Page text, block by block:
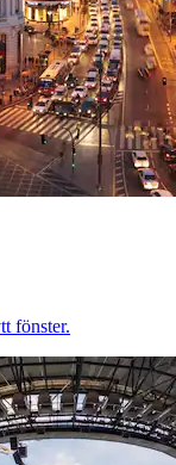
fönster.